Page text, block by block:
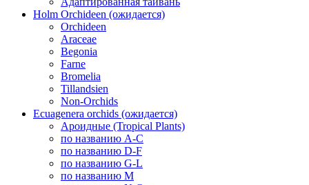
Holm Orchideen (ожидается)
Orchideen
Araceae
Begonia
Farne
Bromelia
Tillandsien
Non-Orchids
Ecuagenera orchids (ожидается)
Ароидные (Tropical Plants)
по названию A-C
по названию D-F
по названию G-L
по названию M